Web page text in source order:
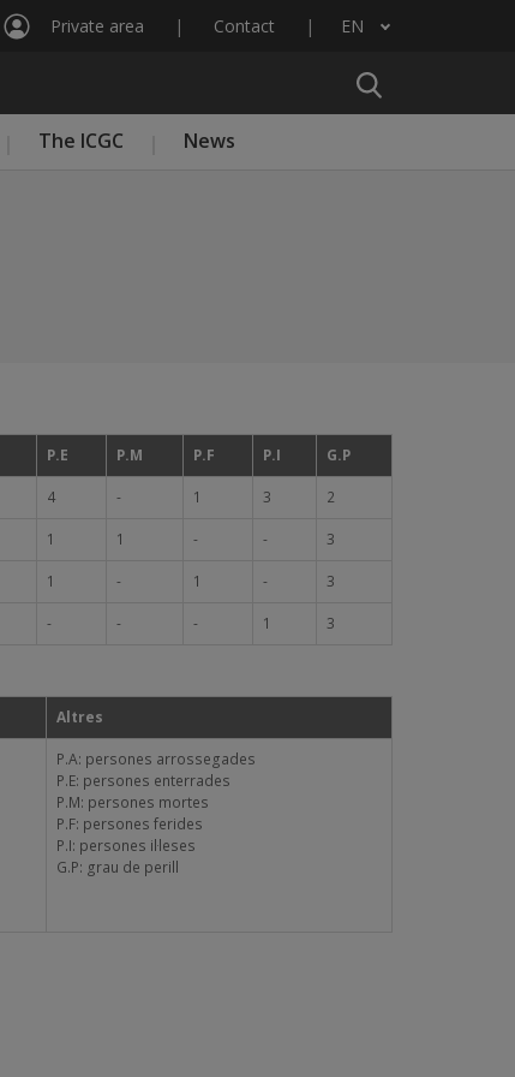
Private area Contact EN
List additional actions
The ICGC News
P.E P.M P.F P.I G.P
4 - 1 3 2
1 1 - - 3
1 - 1 - 3
- - - 1 3
Altres
P.A: persones arrossegades
P.E: persones enterrades
P.M: persones mortes
P.F: persones ferides
P.I: persones il·leses
G.P: grau de perill